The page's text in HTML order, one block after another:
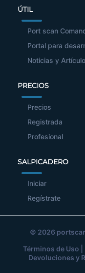
ÚTIL
Port scan
Portal para
Noticias y
PRECIOS
Precios
Registrada
Profesional
SALPICADERO
Iniciar
Regístrate
© 2026
Términos de Uso
Devoluciones y